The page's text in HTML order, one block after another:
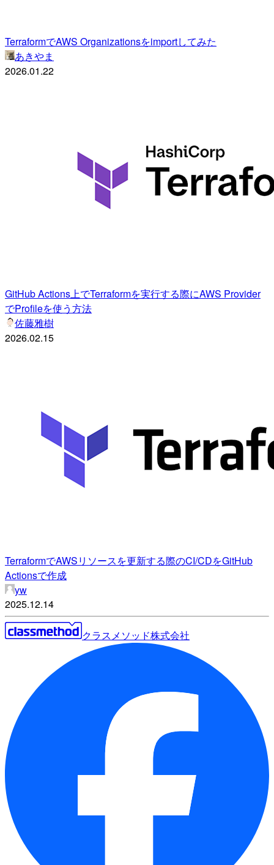
TerraformでAWS Organizationsをimportしてみた
あきやま
2026.01.22
GitHub Actions上でTerraformを実行する際にAWS Provider
でProfileを使う方法
佐藤雅樹
2026.02.15
TerraformでAWSリソースを更新する際のCI/CDをGitHub
Actionsで作成
yw
2025.12.14
クラスメソッド株式会社